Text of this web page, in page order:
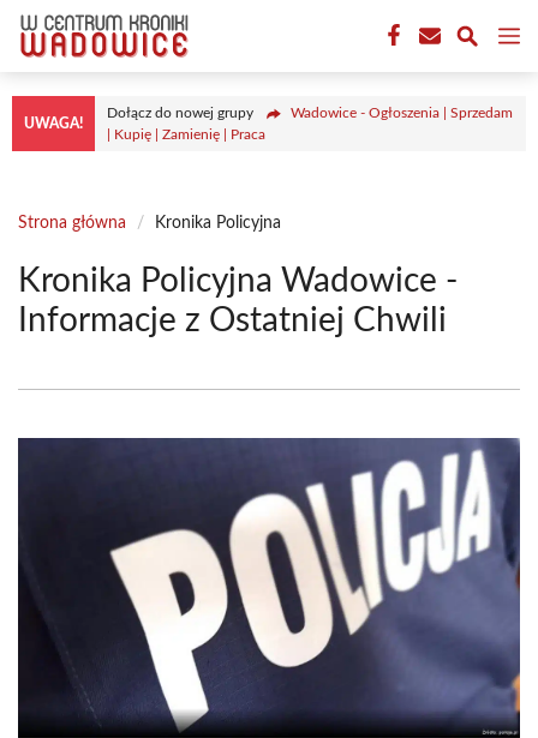
Przejdź
treści
UWAGA!
Dołącz do nowej grupy
Wadowice - Ogłoszenia | Sprzedam
| Kupię | Zamienię | Praca
Strona główna / Kronika Policyjna
Kronika Policyjna Wadowice -
Informacje z Ostatniej Chwili